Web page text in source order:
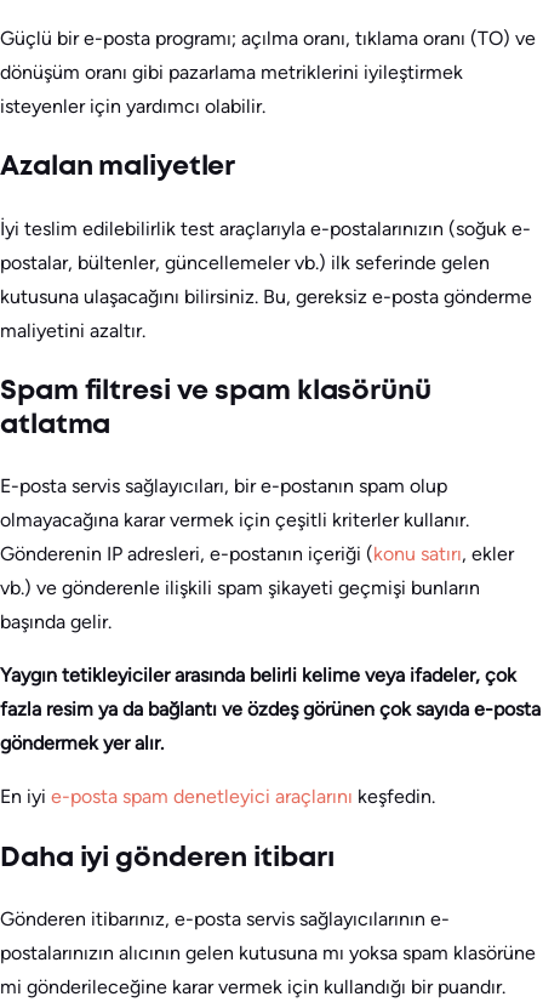
Güçlü bir e-posta programı; açılma oranı, tıklama oranı (TO) ve
dönüşüm oranı gibi pazarlama metriklerini iyileştirmek
isteyenler için yardımcı olabilir.
Azalan maliyetler
İyi teslim edilebilirlik test araçlarıyla e-postalarınızın (soğuk e-
postalar, bültenler, güncellemeler vb.) ilk seferinde gelen
kutusuna ulaşacağını bilirsiniz. Bu, gereksiz e-posta gönderme
maliyetini azaltır.
Spam filtresi ve spam klasörünü
atlatma
E-posta servis sağlayıcıları, bir e-postanın spam olup
olmayacağına karar vermek için çeşitli kriterler kullanır.
Gönderenin IP adresleri, e-postanın içeriği (konu satırı, ekler
vb.) ve gönderenle ilişkili spam şikayeti geçmişi bunların
başında gelir.
Yaygın tetikleyiciler arasında belirli kelime veya ifadeler, çok
fazla resim ya da bağlantı ve özdeş görünen çok sayıda e-posta
göndermek yer alır.
En iyi e-posta spam denetleyici araçlarını keşfedin.
Daha iyi gönderen itibarı
Gönderen itibarınız, e-posta servis sağlayıcılarının e-
postalarınızın alıcının gelen kutusuna mı yoksa spam klasörüne
mi gönderileceğine karar vermek için kullandığı bir puandır.